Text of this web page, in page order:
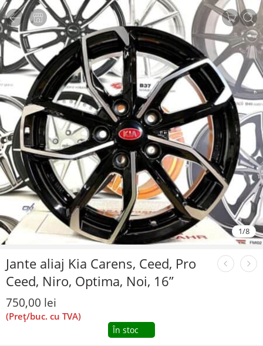
1/8
Jante aliaj Kia Carens, Ceed, Pro
Ceed, Niro, Optima, Noi, 16”
750,00 lei
(Preț/buc. cu TVA)
În stoc